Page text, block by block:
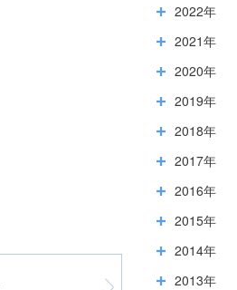
2022年
2021年
2020年
2019年
2018年
2017年
2016年
2015年
2014年
2013年